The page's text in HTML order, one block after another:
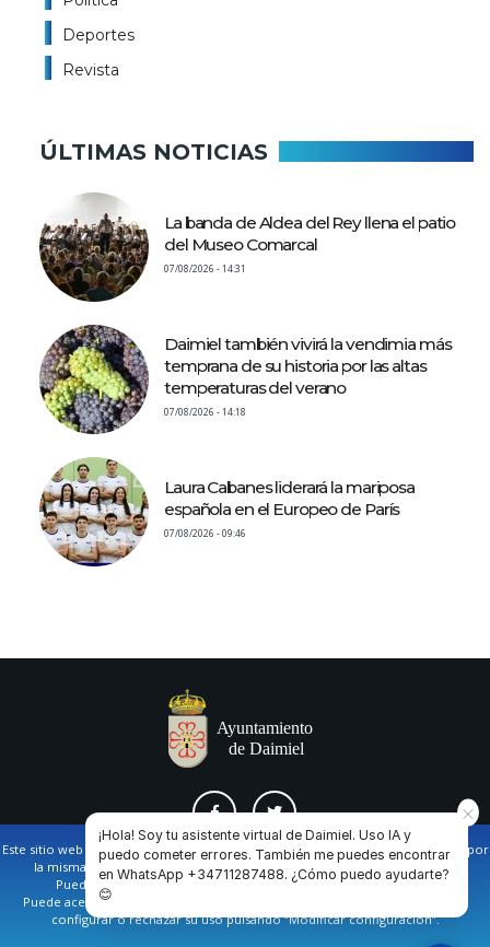
Deportes
Revista
ÚLTIMAS NOTICIAS
La banda de Aldea del Rey llena el patio
del Museo Comarcal
07/08/2026 - 14:31
Daimiel también vivirá la vendimia más
temprana de su historia por las altas
temperaturas del verano
07/08/2026 - 14:18
Laura Cabanes liderará la mariposa
española en el Europeo de París
07/08/2026 - 09:46
AVISO LEGAL Y POLÍTICA DE PRIVACIDAD COOKIES CONTACTO
Ayuntamiento de Daimiel. Casa Consistorial: Plaza de
Este sitio web utiliza cookies propias y de terceros para facilitar la navegación por
la misma y obtener datos estadísticos de la navegación de los usuarios.
Puede obtener más información en nuestrapolítica de cookies
Puede aceptar todas las cookies pulsando en el botón de “Aceptar”, o bien
configurar o rechazar su uso pulsando “Modificar configuración”.
¡Hola! Soy tu asistente virtual de Daimiel. Uso IA y
puedo cometer errores. También me puedes encontrar
en WhatsApp +34711287488. ¿Cómo puedo ayudarte?
😊